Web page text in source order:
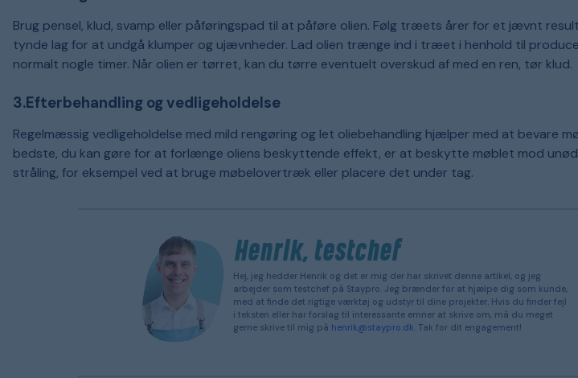
Brug pensel, klud, svamp eller påføringspad til at påføre olien. Følg træets årer for et jævnt
tynde lag for at undgå klumper og ujævnheder. Lad olien trænge ind i træet i henhold til
normalt nogle timer. Når olien er tørret, kan du tørre eventuelt overskud af med en ren, tør klud.
3.Efterbehandling og vedligeholdelse
Regelmæssig vedligeholdelse med mild rengøring og let oliebehandling hjælper med at bevare
bedste, du kan gøre for at forlænge oliens beskyttende effekt, er at beskytte møblet mod
stråling, for eksempel ved at bruge møbelovertræk eller placere det under tag.
Henrik, testchef
Hej, jeg hedder Henrik og det er mig der har skrivet denne artikel, og jeg
arbejder som testchef på Staypro. Jeg brænder for at hjælpe dig som kunde,
med at finde det rigtige værktøj og udstyr til dine projekter. Hvis du finder fejl
i teksten eller har forslag til interessante emner at skrive om, må du meget
gerne skrive til mig på henrik@staypro.dk . Tak for dit engagement!